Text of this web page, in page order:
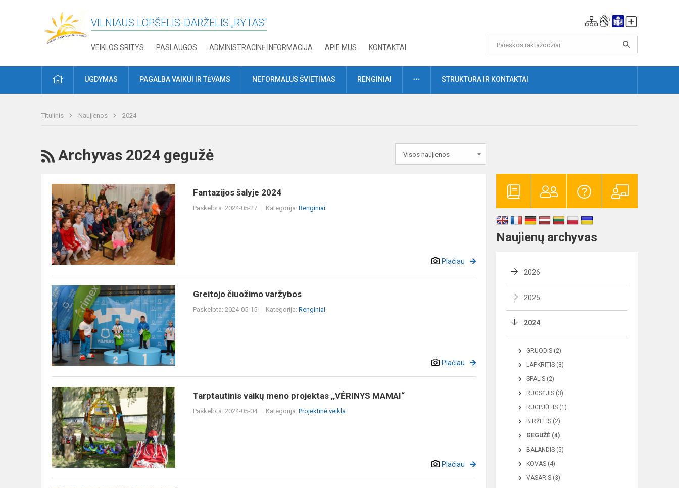
VILNIAUS LOPŠELIS-DARŽELIS „RYTAS“
VEIKLOS SRITYS PASLAUGOS ADMINISTRACINĖ INFORMACIJA APIE MUS KONTAKTAI
PRADŽIAUGDYMAS PAGALBA VAIKUI IR TĖVAMS NEFORMALUS ŠVIETIMAS RENGINIAI DAUGIAUSTRUKTŪRA IR KONTAKTAI
Titulinis Naujienos 2024
RSS
Archyvas 2024 gegužė
Fantazijos
šalyje
2024
Fantazijos šalyje 2024
Paskelbta: 2024-05-27 Kategorija: Renginiai
Plačiau
Greitojo
čiuožimo
varžybos
Greitojo čiuožimo varžybos
Paskelbta: 2024-05-15 Kategorija: Renginiai
Plačiau
Tarptautinis
vaikų
meno
projektas
,,VĖRINYS
MAMAI“
Tarptautinis vaikų meno projektas ,,VĖRINYS MAMAI“
Paskelbta: 2024-05-04 Kategorija: Projektinė veikla
Plačiau
Naujienų archyvas
2026
2025
2024
GRUODIS (2)
LAPKRITIS (3)
SPALIS (2)
RUGSĖJIS (3)
RUGPJŪTIS (1)
BIRŽELIS (2)
GEGUŽĖ (4)
BALANDIS (5)
KOVAS (4)
VASARIS (3)